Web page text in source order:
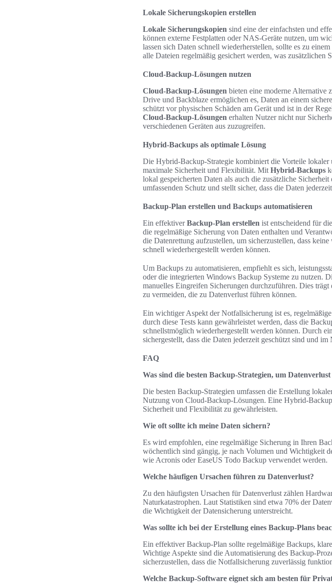
Lokale Sicherungskopien erstellen
Lokale Sicherungskopien sind eine der einfachsten und
können externe Festplatten oder NAS-Geräte nutzen, um
lassen sich Daten schnell wiederherstellen, sollte es zu
alle Dateien regelmäßig gesichert werden, was zusätzlichen
Cloud-Backup-Lösungen nutzen
Cloud-Backup-Lösungen bieten eine moderne
Drive und Backblaze ermöglichen es, Daten an einem
schützt vor physischen Schäden am Gerät und ist in der
Cloud-Backup-Lösungen erhalten Nutzer nicht nur
verschiedenen Geräten aus zuzugreifen.
Hybrid-Backups als optimale Lösung
Die Hybrid-Backup-Strategie kombiniert die Vorteile
maximale Sicherheit und Flexibilität. Mit Hybrid-Backups
lokal gespeicherten Daten als auch die zusätzliche
umfassenden Schutz und stellt sicher, dass die Daten
Backup-Plan erstellen und Backups automatisieren
Ein effektiverBackup-Plan erstellen ist entscheidend für
die regelmäßige Sicherung von Daten enthalten und
die Datenrettung aufzustellen, um sicherzustellen, dass
schnell wiederhergestellt werden können.
Um Backups zu automatisieren, empfiehlt es sich,
oder die integrierten Windows Backup Systeme zu nutzen.
manuelles Eingreifen Sicherungen durchzuführen. Dies
zu vermeiden, die zu Datenverlust führen können.
Ein wichtiger Aspekt der Notfallsicherung ist es,
durch diese Tests kann gewährleistet werden, dass die
schnellstmöglich wiederhergestellt werden können. Durch
sichergestellt, dass die Daten jederzeit geschützt sind und
FAQ
Was sind die besten Backup-Strategien, um
Die besten Backup-Strategien umfassen die Erstellung
Nutzung von Cloud-Backup-Lösungen. Eine Hybrid-
Sicherheit und Flexibilität zu gewährleisten.
Wie oft sollte ich meine Daten sichern?
Es wird empfohlen, eine regelmäßige Sicherung in Ihren
wöchentlich sind gängig, je nach Volumen und Wichtigkeit
wie Acronis oder EaseUS Todo Backup verwendet werden.
Welche häufigen Ursachen führen zu Datenverlust?
Zu den häufigsten Ursachen für Datenverlust zählen
Naturkatastrophen. Laut Statistiken sind etwa 70% der
die Wichtigkeit der Datensicherung unterstreicht.
Was sollte ich bei der Erstellung eines Backup-Plans
Ein effektiver Backup-Plan sollte regelmäßige Backups,
Wichtige Aspekte sind die Automatisierung des Backup-
sicherzustellen, dass die Notfallsicherung zuverlässig
Welche Backup-Software eignet sich am besten für